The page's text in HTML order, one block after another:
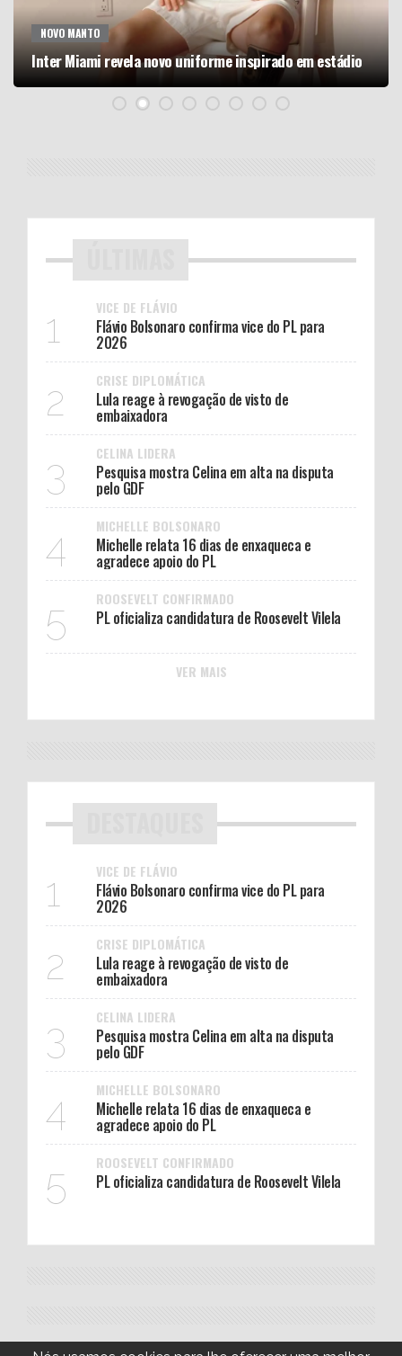
NOVO MANTO
Inter Miami revela novo uniforme inspirado em estádio
1 VICE DE FLÁVIO
Flávio Bolsonaro confirma vice do PL para
2026
2 CRISE DIPLOMÁTICA
Lula reage à revogação de visto de
embaixadora
3 CELINA LIDERA
Pesquisa mostra Celina em alta na disputa
pelo GDF
4 MICHELLE BOLSONARO
Michelle relata 16 dias de enxaqueca e
agradece apoio do PL
5 ROOSEVELT CONFIRMADO
PL oficializa candidatura de Roosevelt Vilela
VER MAIS
1 VICE DE FLÁVIO
Flávio Bolsonaro confirma vice do PL para
2026
2 CRISE DIPLOMÁTICA
Lula reage à revogação de visto de
embaixadora
3 CELINA LIDERA
Pesquisa mostra Celina em alta na disputa
pelo GDF
4 MICHELLE BOLSONARO
Michelle relata 16 dias de enxaqueca e
agradece apoio do PL
5 ROOSEVELT CONFIRMADO
PL oficializa candidatura de Roosevelt Vilela